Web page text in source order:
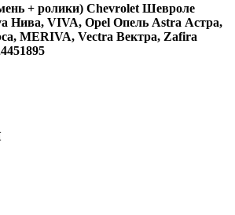
+ ролики) Chevrolet Шевроле
Нива, VIVA, Opel Опель Astra Астра,
MERIVA, Vectra Вектра, Zafira